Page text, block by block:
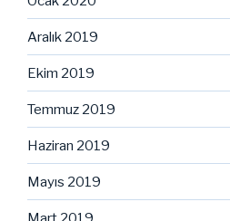
Aralık 2019
Ekim 2019
Temmuz 2019
Haziran 2019
Mayıs 2019